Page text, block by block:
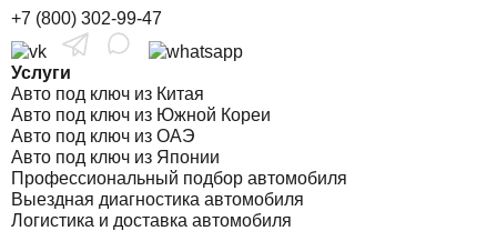
+7 (800) 302-99-47
Услуги
Авто под ключ из Китая
Авто под ключ из Южной Кореи
Авто под ключ из ОАЭ
Авто под ключ из Японии
Профессиональный подбор автомобиля
Выездная диагностика автомобиля
Логистика и доставка автомобиля